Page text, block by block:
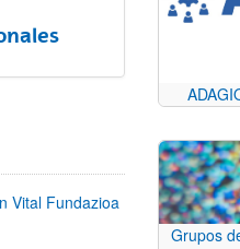
Vital Fundazioa
Grupos